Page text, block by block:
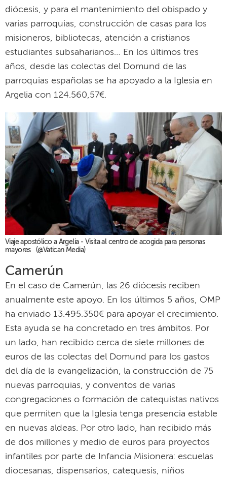
diócesis, y para el mantenimiento del obispado y
varias parroquias, construcción de casas para los
misioneros, bibliotecas, atención a cristianos
estudiantes subsaharianos… En los últimos tres
años, desde las colectas del Domund de las
parroquias españolas se ha apoyado a la Iglesia en
Argelia con 124.560,57€.
Viaje apostólico a Argelia - Visita al centro de acogida para personas
mayores (@Vatican Media)
Camerún
En el caso de Camerún, las 26 diócesis reciben
anualmente este apoyo. En los últimos 5 años, OMP
ha enviado 13.495.350€ para apoyar el crecimiento.
Esta ayuda se ha concretado en tres ámbitos. Por
un lado, han recibido cerca de siete millones de
euros de las colectas del Domund para los gastos
del día de la evangelización, la construcción de 75
nuevas parroquias, y conventos de varias
congregaciones o formación de catequistas nativos
que permiten que la Iglesia tenga presencia estable
en nuevas aldeas. Por otro lado, han recibido más
de dos millones y medio de euros para proyectos
infantiles por parte de Infancia Misionera: escuelas
diocesanas, dispensarios, catequesis, niños